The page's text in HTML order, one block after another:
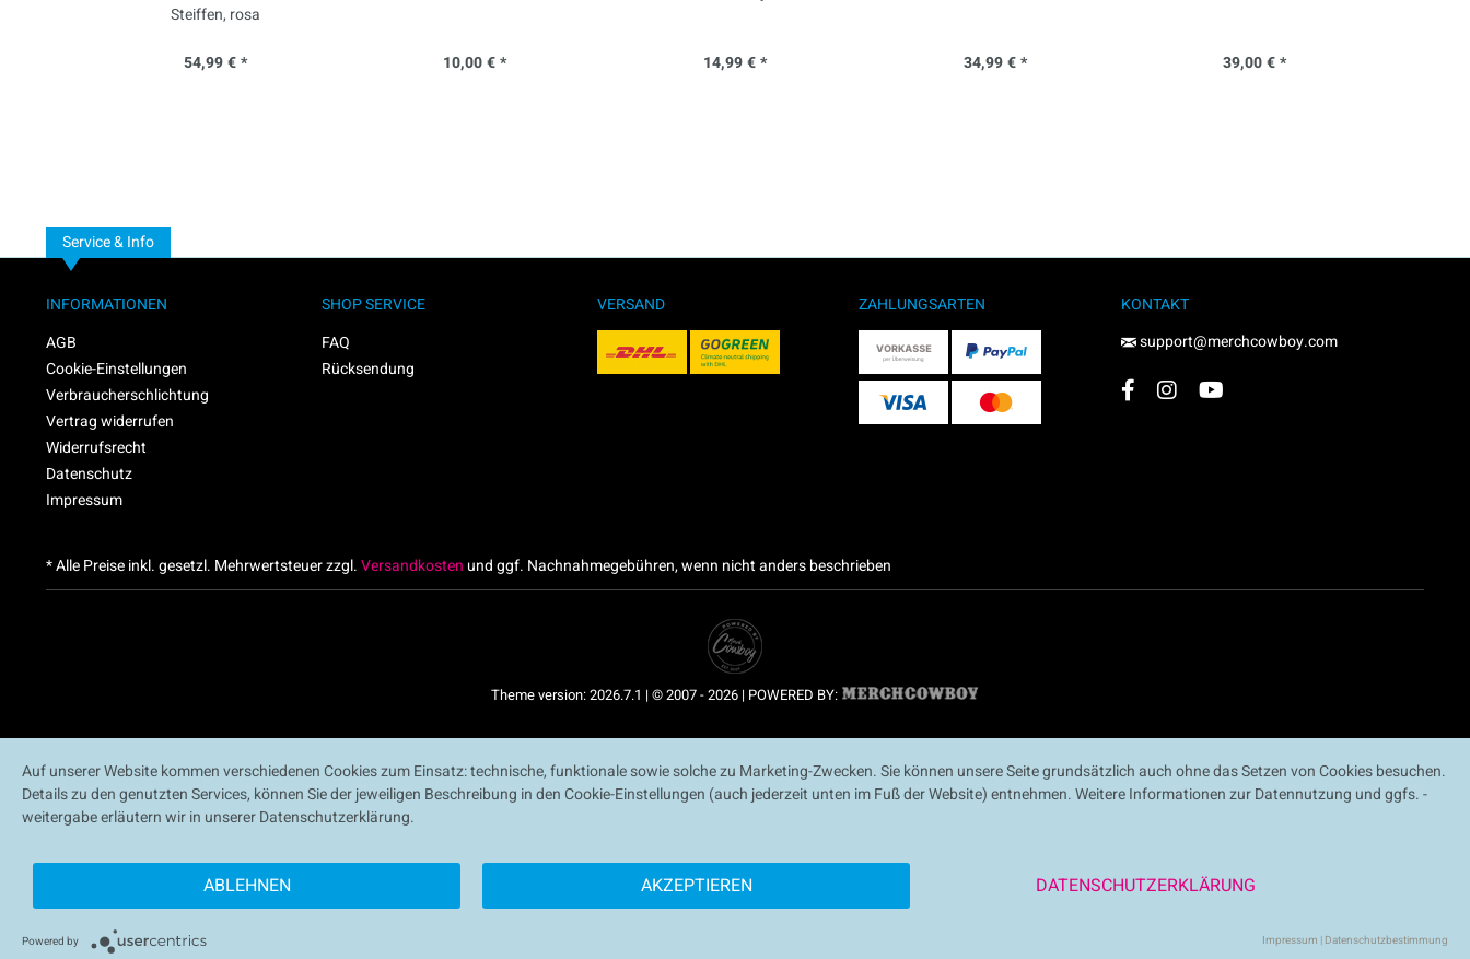
Steiffen, rosa
54,99 € * 10,00 € * 14,99 € * 34,99 € * 39,00 € *
Service & Info
INFORMATIONEN
AGB
Cookie-Einstellungen
Verbraucherschlichtung
Vertrag widerrufen
Widerrufsrecht
Datenschutz
Impressum
SHOP SERVICE
FAQ
Rücksendung
VERSAND ZAHLUNGSARTEN
KONTAKT
support@merchcowboy.com
* Alle Preise inkl. gesetzl. Mehrwertsteuer zzgl.Versandkosten und ggf. Nachnahmegebühren, wenn nicht anders beschrieben
Theme version: 2026.7.1 | © 2007 - 2026 | POWERED BY:
Auf unserer Website kommen verschiedenen Cookies zum Einsatz: technische, funktionale sowie solche zu Marketing-Zwecken. Sie können unsere Seite grundsätzlich auch ohne das Setzen von Cookies besuchen.
Details zu den genutzten Services, können Sie der jeweiligen Beschreibung in den Cookie-Einstellungen (auch jederzeit unten im Fuß der Website) entnehmen. Weitere Informationen zur Datennutzung und ggfs. -
weitergabe erläutern wir in unserer Datenschutzerklärung.
ABLEHNEN AKZEPTIEREN DATENSCHUTZERKLÄRUNG
Powered by Impressum | Datenschutzbestimmung